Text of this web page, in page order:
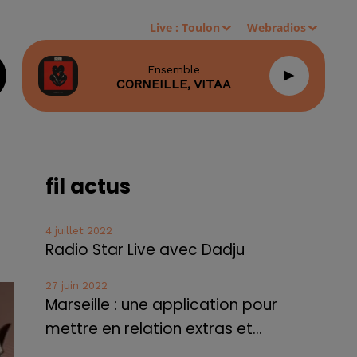
Live :Toulon Webradios
Ensemble
CORNEILLE, VITAA
fil actus
4 juillet 2022
Radio Star Live avec Dadju
27 juin 2022
Marseille : une application pour
mettre en relation extras et...